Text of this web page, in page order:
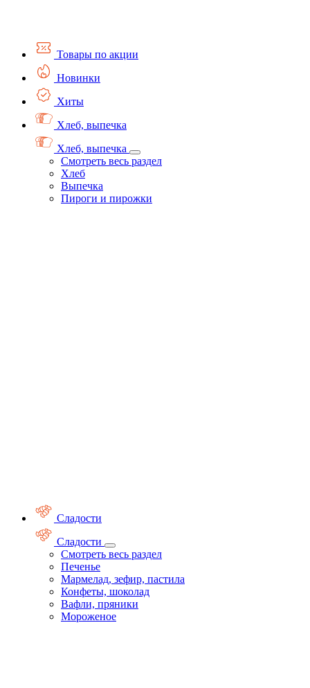
Товары по акции
Новинки
Хиты
Хлеб, выпечка
Хлеб, выпечка
Смотреть весь раздел
Хлеб
Выпечка
Пироги и пирожки
Сладости
Сладости
Смотреть весь раздел
Печенье
Мармелад, зефир, пастила
Конфеты, шоколад
Вафли, пряники
Мороженое